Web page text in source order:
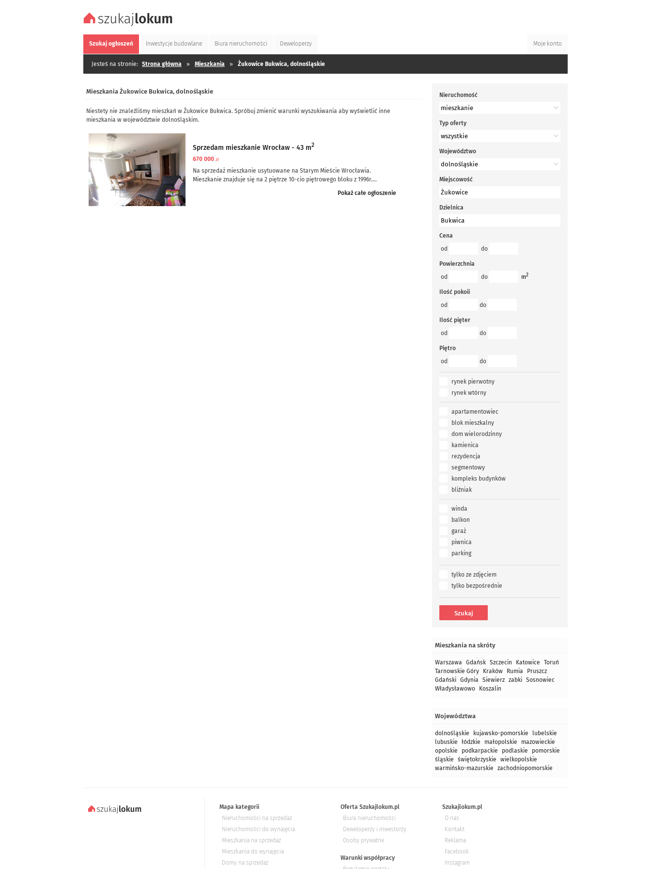
Szukaj ogłoszeń Inwestycje budowlane Biura nieruchomości Deweloperzy Moje konto
Jesteś na stronie: Strona główna » Mieszkania » Żukowice Bukwica, dolnośląskie
Mieszkania Żukowice Bukwica, dolnośląskie
Niestety nie znaleźliśmy mieszkań w Żukowice Bukwica. Spróbuj zmienić warunki wyszukiwania aby wyświetlić inne
mieszkania w województwie dolnośląskim.
Sprzedam mieszkanie Wrocław - 43 m2
670 000 zł
Na sprzedaż mieszkanie usytuowane na Starym Mieście Wrocławia.
Mieszkanie znajduje się na 2 piętrze 10-cio piętrowego bloku z 1996r....
Pokaż całe ogłoszenie
Nieruchomość
Typ oferty
Województwo
Miejscowość
Dzielnica
Cena
od
do
Powierzchnia
od
do m2
Ilość pokoii
od
do
Ilość pięter
od
do
Piętro
od
do
rynek pierwotny
rynek wtórny
apartamentowiec
blok mieszkalny
dom wielorodzinny
kamienica
rezydencja
segmentowy
kompleks budynków
bliźniak
winda
balkon
garaż
piwnica
parking
tylko ze zdjęciem
tylko bezpośrednie
Mieszkania na skróty
Warszawa Gdańsk Szczecin Katowice
Toruń
Tarnowskie Góry
Kraków Rumia
Pruszcz
Gdański Gdynia Siewierz zabki Sosnowiec
Władysławowo
Koszalin
Województwa
dolnośląskie kujawsko-pomorskie
lubelskie
lubuskie
łódzkie małopolskie
mazowieckie
opolskie
podkarpackie podlaskie
pomorskie
śląskie
świętokrzyskie
wielkopolskie
warmińsko-mazurskie
zachodniopomorskie
Mapa kategorii
Nieruchomości na sprzedaż
Nieruchomości do wynajęcia
Mieszkania na sprzedaż
Mieszkania do wynajęcia
Domy na sprzedaż
Oferta Szukajlokum.pl
Biura nieruchomości
Deweloperzy i inwestorzy
Osoby prywatne
Warunki współpracy
Szukajlokum.pl
O nas
Kontakt
Reklama
Facebook
Instagram